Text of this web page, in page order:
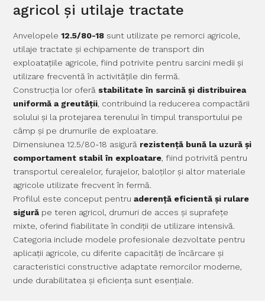
agricol și utilaje tractate
Anvelopele12.5/80-18 sunt utilizate pe remorci agricole,
utilaje tractate și echipamente de transport din
exploatațiile agricole, fiind potrivite pentru sarcini medii și
utilizare frecventă în activitățile din fermă.
Construcția lor oferă stabilitate în sarcină și distribuirea
uniformă a greutății, contribuind la reducerea compactării
solului și la protejarea terenului în timpul transportului pe
câmp și pe drumurile de exploatare.
Dimensiunea 12.5/80-18 asigură rezistență bună la uzură și
comportament stabil în exploatare, fiind potrivită pentru
transportul cerealelor, furajelor, baloților și altor materiale
agricole utilizate frecvent în fermă.
Profilul este conceput pentruaderență eficientă și rulare
sigură pe teren agricol, drumuri de acces și suprafețe
mixte, oferind fiabilitate în condiții de utilizare intensivă.
Categoria include modele profesionale dezvoltate pentru
aplicații agricole, cu diferite capacități de încărcare și
caracteristici constructive adaptate remorcilor moderne,
unde durabilitatea și eficiența sunt esențiale.